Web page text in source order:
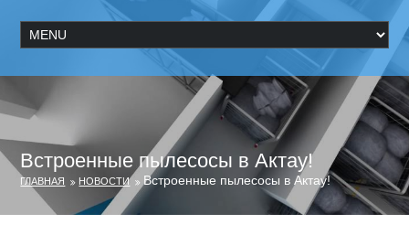
Встроенные пылесосы в Актау!
ГЛАВНАЯ НОВОСТИ Встроенные пылесосы в Актау!